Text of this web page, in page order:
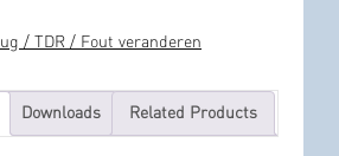
/ TDR / Fout veranderen
Downloads Related Products